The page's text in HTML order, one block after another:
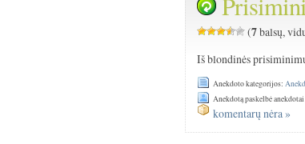
(7balsų,
Iš blondinės
Anekdoto kategorijos:
Anekdotą paskelbė anekdotai
komentarų nėra »